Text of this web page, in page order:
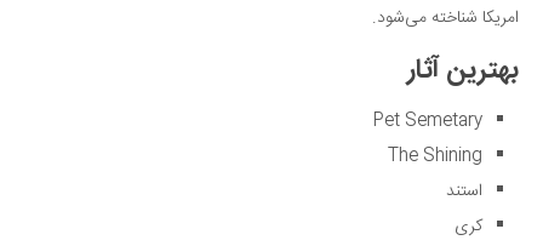
امریکا شناخته می‌شود.
بهترین آثار
Pet Semetary
The Shining
استند
کری